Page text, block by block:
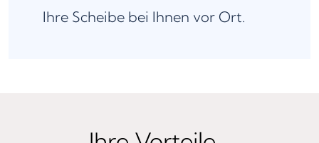
Ihre Scheibe bei Ihnen vor Ort.